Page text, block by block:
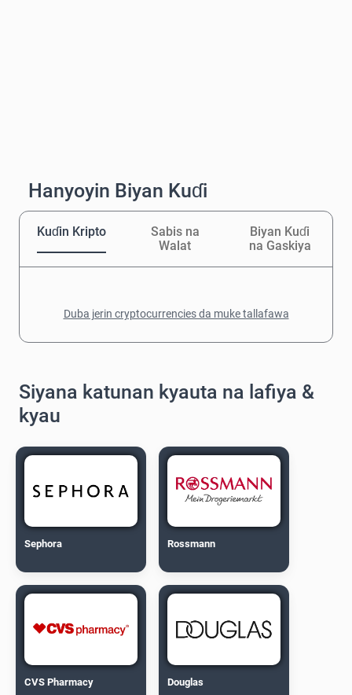
Hanyoyin Biyan Kuɗi
Kuɗin Kripto
Sabis na
Walat
Biyan Kuɗi
na Gaskiya
Duba jerin cryptocurrencies da muke tallafawa
Siyana katunan kyauta na lafiya &
kyau
Sephora Rossmann
CVS Pharmacy Douglas